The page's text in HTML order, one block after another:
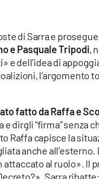
di Sarra e
e Pasquale Tripodi,
e dell’idea di
l’argomento
fatto da Raffa e
dirgli “firma” senza
Raffa capisce la
anche
al ruolo». Il